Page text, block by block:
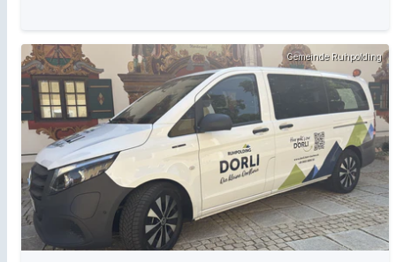
Gemeinde Ruhpolding